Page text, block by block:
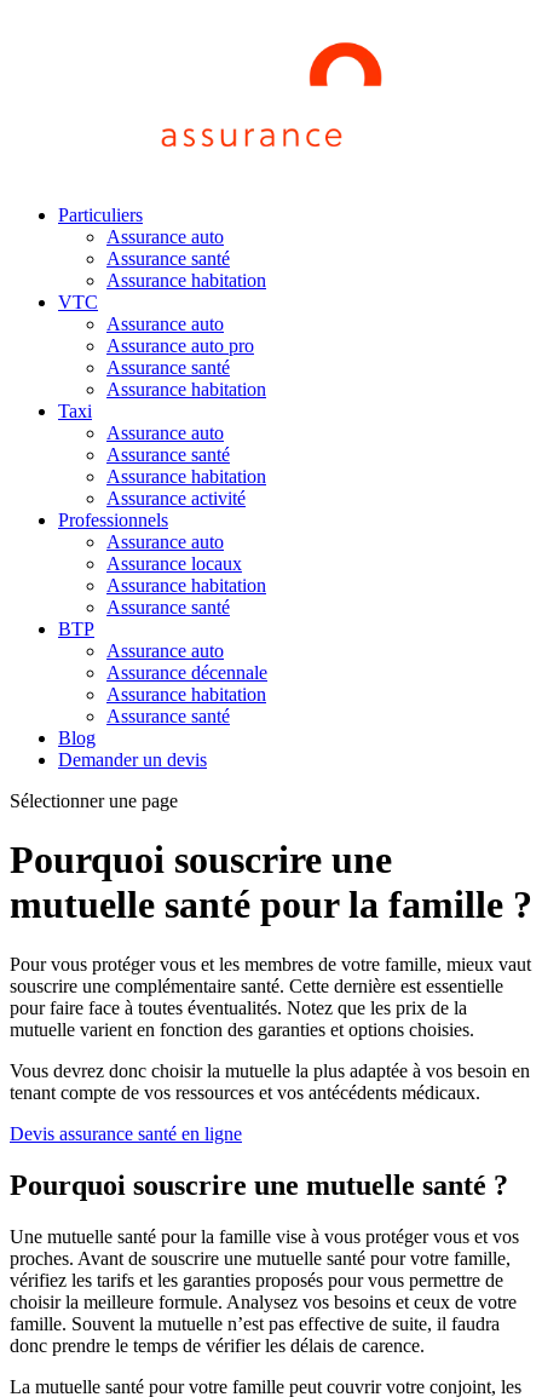
Particuliers
Assurance auto
Assurance santé
Assurance habitation
VTC
Assurance auto
Assurance auto pro
Assurance santé
Assurance habitation
Taxi
Assurance auto
Assurance santé
Assurance habitation
Assurance activité
Professionnels
Assurance auto
Assurance locaux
Assurance habitation
Assurance santé
BTP
Assurance auto
Assurance décennale
Assurance habitation
Assurance santé
Blog
Demander un devis
Sélectionner une page
Pourquoi souscrire une
mutuelle santé pour la famille ?
Pour vous protéger vous et les membres de votre famille, mieux vaut
souscrire une complémentaire santé. Cette dernière est essentielle
pour faire face à toutes éventualités. Notez que les prix de la
mutuelle varient en fonction des garanties et options choisies.
Vous devrez donc choisir la mutuelle la plus adaptée à vos besoin en
tenant compte de vos ressources et vos antécédents médicaux.
Devis assurance santé en ligne
Pourquoi souscrire une mutuelle santé ?
Une mutuelle santé pour la famille vise à vous protéger vous et vos
proches. Avant de souscrire une mutuelle santé pour votre famille,
vérifiez les tarifs et les garanties proposés pour vous permettre de
choisir la meilleure formule. Analysez vos besoins et ceux de votre
famille. Souvent la mutuelle n’est pas effective de suite, il faudra
donc prendre le temps de vérifier les délais de carence.
La mutuelle santé pour votre famille peut couvrir votre conjoint, les